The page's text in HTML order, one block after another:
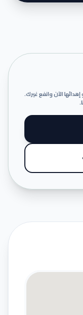
الآن وانفع غيرك.